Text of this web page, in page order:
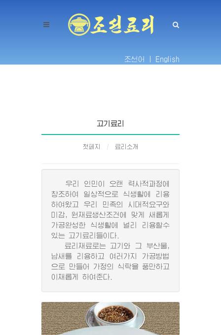
조선어 | English
고기료리
첫페지 료리소개
우리 인민이 오랜 력사적과정에
창조하여 일상적으로 식생활에 리용
하여왔고 우리 민족의 시대적요구와
미감, 원재료생산조건에 맞게 새롭게
가공완성한 식생활에 널리 리용할수
있는 고기료리들이다.
료리재료로는 고기와 그 부산물,
남새를 리용하고 여러가지 가공방법
으로 만들어 가정의 식탁을 풍만하고
이채롭게 하여준다.